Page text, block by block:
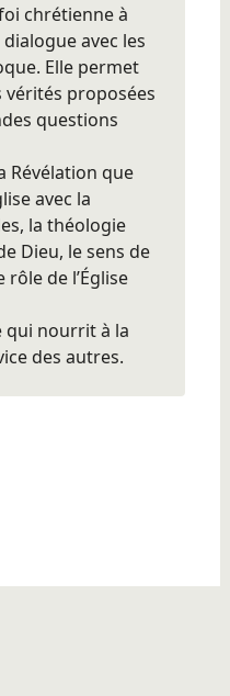
chrétienne à
avec les
Elle permet
proposées
questions
Révélation que
avec la
la théologie
Dieu, le sens de
de l’Église
qui nourrit à la
des autres.